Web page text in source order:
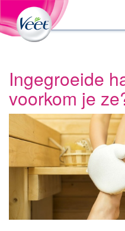
to:
Primary
Navigation,
Search
Huis
Navigation
Ingegroeide
voorkom je